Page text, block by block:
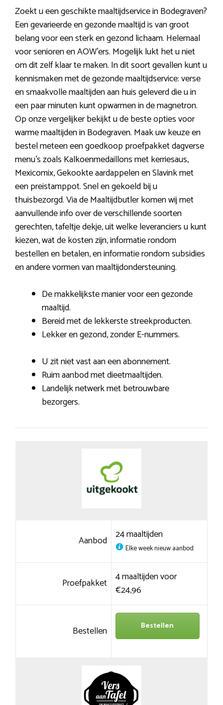
Zoekt u een geschikte maaltijdservice in Bodegraven?
Een gevarieerde en gezonde maaltijd is van groot
belang voor een sterk en gezond lichaam. Helemaal
voor senioren en AOW’ers. Mogelijk lukt het u niet
om dit zelf klaar te maken. In dit soort gevallen kunt u
kennismaken met de gezonde maaltijdservice: verse
en smaakvolle maaltijden aan huis geleverd die u in
een paar minuten kunt opwarmen in de magnetron.
Op onze vergelijker bekijkt u de beste opties voor
warme maaltijden in Bodegraven. Maak uw keuze en
bestel meteen een goedkoop proefpakket dagverse
menu’s zoals Kalkoenmedaillons met kerriesaus,
Mexicomix, Gekookte aardappelen en Slavink met
een preistamppot. Snel en gekoeld bij u
thuisbezorgd. Via de Maaltijdbutler komen wij met
aanvullende info over de verschillende soorten
gerechten, tafeltje dekje, uit welke leveranciers u kunt
kiezen, wat de kosten zijn, informatie rondom
bestellen en betalen, en informatie rondom subsidies
en andere vormen van maaltijdondersteuning.
De makkelijkste manier voor een gezonde
maaltijd.
Bereid met de lekkerste streekproducten.
Lekker en gezond, zonder E-nummers.
U zit niet vast aan een abonnement.
Ruim aanbod met dieetmaaltijden.
Landelijk netwerk met betrouwbare
bezorgers.
Aanbod 24 maaltijden
Elke week nieuw aanbod
Proefpakket 4 maaltijden voor
€24,96
Bestellen Bestellen